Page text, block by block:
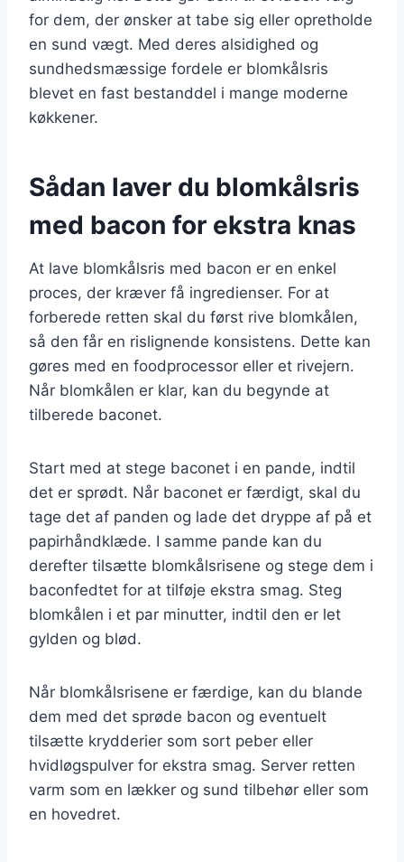
for dem, der ønsker at tabe sig eller opretholde
en sund vægt. Med deres alsidighed og
sundhedsmæssige fordele er blomkålsris
blevet en fast bestanddel i mange moderne
køkkener.
Sådan laver du blomkålsris
med bacon for ekstra knas
At lave blomkålsris med bacon er en enkel
proces, der kræver få ingredienser. For at
forberede retten skal du først rive blomkålen,
så den får en rislignende konsistens. Dette kan
gøres med en foodprocessor eller et rivejern.
Når blomkålen er klar, kan du begynde at
tilberede baconet.
Start med at stege baconet i en pande, indtil
det er sprødt. Når baconet er færdigt, skal du
tage det af panden og lade det dryppe af på et
papirhåndklæde. I samme pande kan du
derefter tilsætte blomkålsrisene og stege dem i
baconfedtet for at tilføje ekstra smag. Steg
blomkålen i et par minutter, indtil den er let
gylden og blød.
Når blomkålsrisene er færdige, kan du blande
dem med det sprøde bacon og eventuelt
tilsætte krydderier som sort peber eller
hvidløgspulver for ekstra smag. Server retten
varm som en lækker og sund tilbehør eller som
en hovedret.